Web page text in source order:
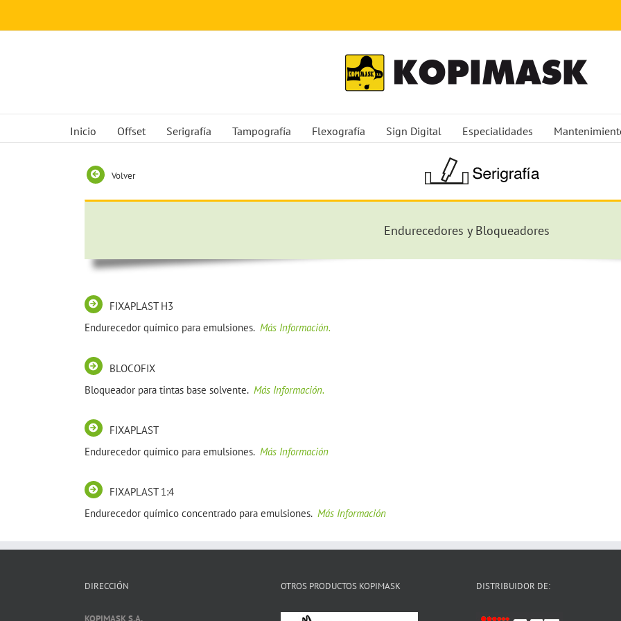
contenido
Inicio Offset Serigrafía Tampografía Flexografía Sign Digital Especialidades
Volver
Endurecedores y Bloqueadores
FIXAPLAST H3
Endurecedor químico para emulsiones. Más Información.
BLOCOFIX
Bloqueador para tintas base solvente. Más Información.
FIXAPLAST
Endurecedor químico para emulsiones. Más Información
FIXAPLAST 1:4
Endurecedor químico concentrado para emulsiones. Más Información
DIRECCIÓN
KOPIMASK S.A.
OTROS PRODUCTOS KOPIMASK DISTRIBUIDOR DE: